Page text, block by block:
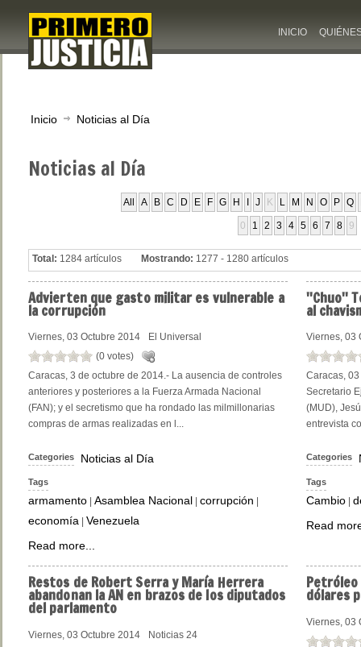
INICIO
Inicio Noticias al Día
Noticiasal Día
All A B C D E F G H J K L M N O P Q
0 1 2 3 4 5 6 7 8 9
Total: 1284 artículos Mostrando: 1277 - 1280 artículos
Adviertenque gasto militar es vulnerable a
la corrupción
Viernes, 03 Octubre 2014
El Universal
(0 votes)
Caracas, 3 de octubre de 2014.- La ausencia de controles
anteriores y posteriores a la Fuerza Armada Nacional
(FAN); y el secretismo que ha rondado las milmillonarias
compras de armas realizadas en l...
Categories Noticias al Día
Tags
armamento Asamblea Nacional corrupción
economía Venezuela
Read more...
''Chuo''
al
Viernes, 03
Caracas,
Secretario
(MUD),
entrevista
Categories
Tags
Cambio|
Read
Restos de Robert Serra y María Herrera
abandonan la AN en brazos de los diputados
del parlamento
Viernes, 03 Octubre 2014
Noticias 24
Petróleo
dólares
Viernes, 03